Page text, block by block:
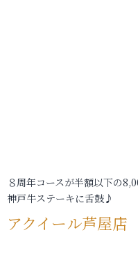
８周年コースが半額以下の
神戸牛ステーキに舌鼓♪
アクイール芦屋店